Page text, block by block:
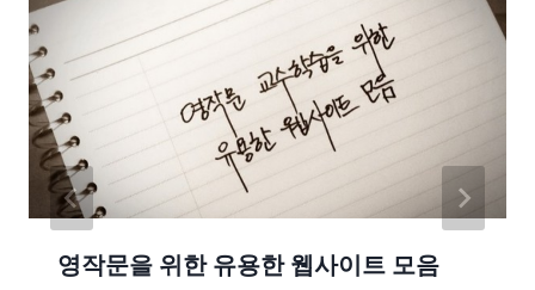
영작문을 위한 유용한 웹사이트 모음